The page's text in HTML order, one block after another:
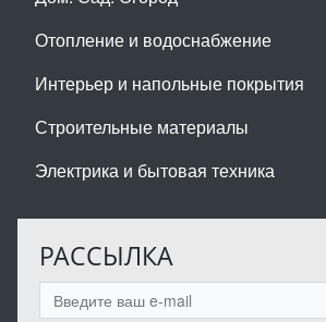
Отопление и водоснабжение
Интерьер и напольные покрытия
Строительные материалы
Электрика и бытовая техника
РАССЫЛКА